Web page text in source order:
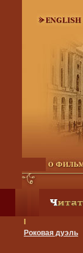
Роковая дуэль